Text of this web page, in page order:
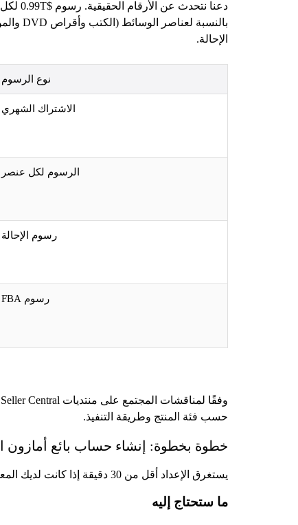
الإحالة.
نوع الرسوم
الاشتراك الشهري
الرسوم لكل عنصر
رسوم الإحالة
رسوم FBA
حسب فئة المنتج وطريقة التنفيذ.
خطوة بخطوة: إنشاء حساب بائع أمازون
يستغرق الإعداد أقل من 30 دقيقة إذا كانت لديك المعلومات الصحيحة جاهزة.
ما ستحتاج إليه